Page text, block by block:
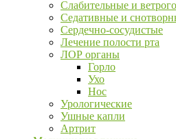
Слабительные и
Седативные и
Сердечно-сосудистые
Лечение полости рта
ЛОР органы
Горло
Ухо
Нос
Урологические
Ушные капли
Артрит